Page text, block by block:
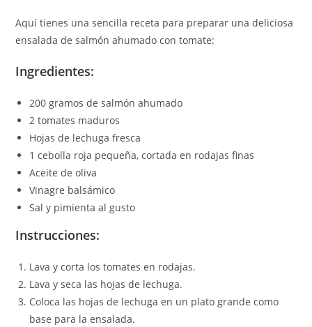
Aquí tienes una sencilla receta para preparar una deliciosa
ensalada de salmón ahumado con tomate:
Ingredientes:
200 gramos de salmón ahumado
2 tomates maduros
Hojas de lechuga fresca
1 cebolla roja pequeña, cortada en rodajas finas
Aceite de oliva
Vinagre balsámico
Sal y pimienta al gusto
Instrucciones:
Lava y corta los tomates en rodajas.
Lava y seca las hojas de lechuga.
Coloca las hojas de lechuga en un plato grande como
base para la ensalada.